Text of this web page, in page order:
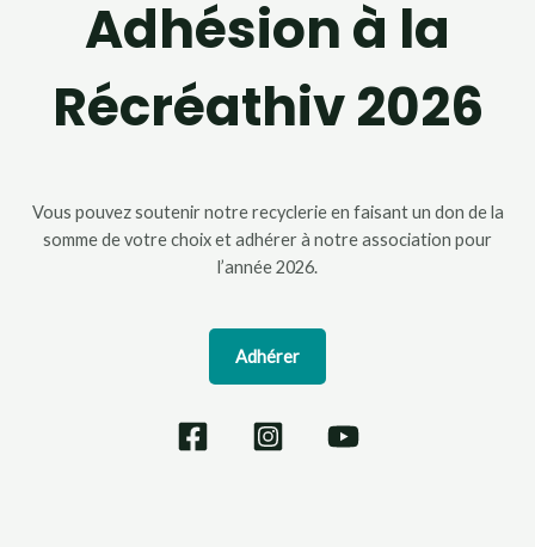
Adhésion à la
Récréathiv 2026
Vous pouvez soutenir notre recyclerie en faisant un don de la
somme de votre choix et adhérer à notre association pour
l’année 2026.
Adhérer